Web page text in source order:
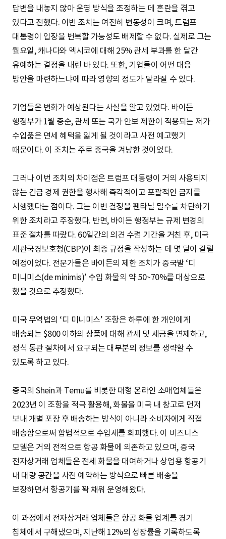
답변을 내놓지 않아 운영 방식을 조정하는 데 혼란을 겪고
있다고 전했다. 이번 조치는 여전히 변동성이 크며, 트럼프
대통령이 입장을 번복할 가능성도 배제할 수 없다. 실제로 그는
월요일, 캐나다와 멕시코에 대해 25% 관세 부과를 한 달간
유예하는 결정을 내린 바 있다. 또한, 기업들이 어떤 대응
방안을 마련하느냐에 따라 영향의 정도가 달라질 수 있다.
기업들은 변화가 예상된다는 사실을 알고 있었다. 바이든
행정부가 1월 중순, 관세 또는 국가 안보 제한이 적용되는 저가
수입품은 면세 혜택을 잃게 될 것이라고 사전 예고했기
때문이다. 이 조치는 주로 중국을 겨냥한 것이었다.
그러나 이번 조치의 차이점은 트럼프 대통령이 거의 사용되지
않는 긴급 경제 권한을 행사해 즉각적이고 포괄적인 금지를
시행했다는 점이다. 그는 이번 결정을 펜타닐 밀수를 차단하기
위한 조치라고 주장했다. 반면, 바이든 행정부는 규제 변경의
표준 절차를 따랐다. 60일간의 의견 수렴 기간을 거친 후, 미국
세관국경보호청(CBP)이 최종 규정을 작성하는 데 몇 달이 걸릴
예정이었다. 전문가들은 바이든의 제한 조치가 중국발 ‘디
미니미스(de minimis)’ 수입 화물의 약 50~70%를 대상으로
했을 것으로 추정했다.
미국 무역법의 ‘디 미니미스’ 조항은 하루에 한 개인에게
배송되는 $800 이하의 상품에 대해 관세 및 세금을 면제하고,
정식 통관 절차에서 요구되는 대부분의 정보를 생략할 수
있도록 하고 있다.
중국의 Shein과 Temu를 비롯한 대형 온라인 소매업체들은
2023년 이 조항을 적극 활용해, 화물을 미국 내 창고로 먼저
보내 개별 포장 후 배송하는 방식이 아니라 소비자에게 직접
배송함으로써 합법적으로 수입세를 회피했다. 이 비즈니스
모델은 거의 전적으로 항공 화물에 의존하고 있으며, 중국
전자상거래 업체들은 전세 화물을 대여하거나 상업용 항공기
내 대량 공간을 사전 예약하는 방식으로 빠른 배송을
보장하면서 항공기를 꽉 채워 운영해왔다.
이 과정에서 전자상거래 업체들은 항공 화물 업계를 경기
침체에서 구해냈으며, 지난해 12%의 성장률을 기록하도록